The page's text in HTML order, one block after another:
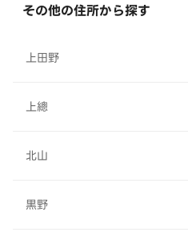
その他の住所から探す
上田野
上總
北山
黒野